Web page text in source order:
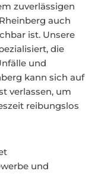
zuverlässigen
auch
ist. Unsere
die
und
kann sich auf
verlassen, um
reibungslos
und